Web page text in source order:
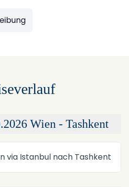
Wien - Tashkent
via Istanbul nach Tashkent